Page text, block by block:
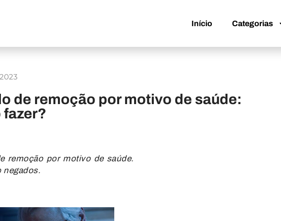
Início Categorias
Início Categorias
de remoção por motivo de saúde:
remoção por motivo de saúde.
negados.